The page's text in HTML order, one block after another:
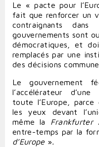
Le « pacte pour
fait que renforcer un
contraignants
gouvernements sont
démocratiques, et
remplacés par une
des décisions
Le gouvernement
l’accélérateur
toute l’Europe,
les yeux devant
même la Frankfurter
entre-temps par la
d’Europe ».